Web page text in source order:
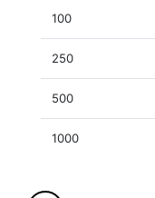
100
250
500
1000